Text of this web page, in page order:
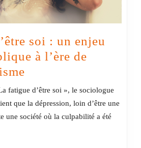
soi : un enjeu
à l’ère de
fatigue
d’être
soi
fatigue d’être soi », le sociologue
que la dépression, loin d’être une
une société où la culpabilité a été